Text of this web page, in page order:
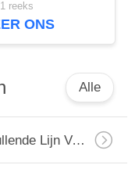
reeks
ONS
Alle
De Vullende Lijn Van De Monoblockmelk